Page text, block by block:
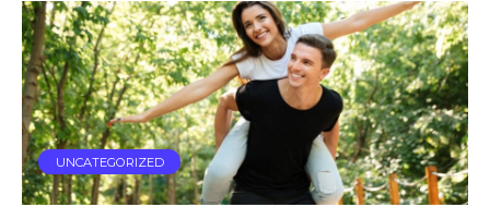
UNCATEGORIZED